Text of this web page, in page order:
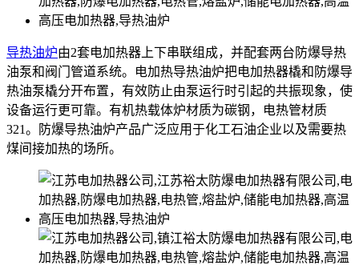
导热油炉由2套电加热器上下串联组成，并配套两台防爆导热
油泵和阀门管道系统。电加热导热油炉把电加热器橇和防爆导
热油泵橇分开布置，有效防止由泵运行时引起的共振现象，使
设备运行更可靠。有机热载体炉材质为碳钢，电热管材质
321。防爆导热油炉产品广泛应用于化工石油企业以及需要热
煤间接加热的场所。